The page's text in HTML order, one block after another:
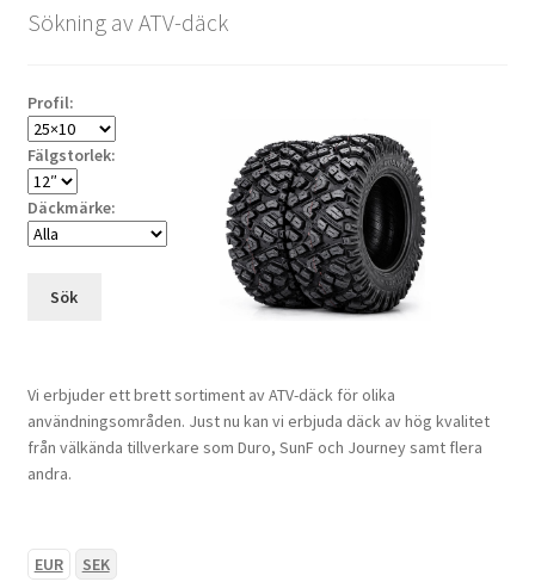
Sökning av ATV-däck
Profil:
Fälgstorlek:
Däckmärke:
Sök
Vi erbjuder ett brett sortiment av ATV-däck för olika
användningsområden. Just nu kan vi erbjuda däck av hög kvalitet
från välkända tillverkare som Duro, SunF och Journey samt flera
andra.
EUR SEK